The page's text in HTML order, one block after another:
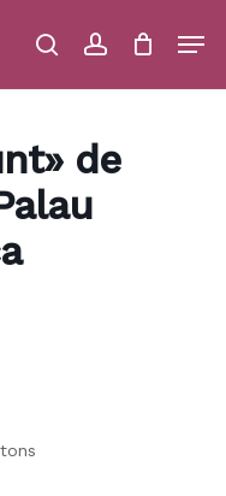
searchaccount
Close
de
Menu